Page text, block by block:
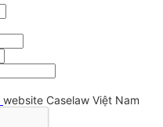
website Caselaw Việt Nam